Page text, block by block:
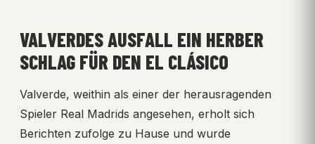
VALVERDES AUSFALL EIN HERBER
SCHLAG FÜR DEN EL CLÁSICO
Valverde, weithin als einer der herausragenden
Spieler Real Madrids angesehen, erholt sich
Berichten zufolge zu Hause und wurde